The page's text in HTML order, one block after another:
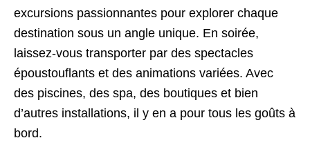
excursions passionnantes pour explorer chaque
destination sous un angle unique. En soirée,
laissez-vous transporter par des spectacles
époustouflants et des animations variées. Avec
des piscines, des spa, des boutiques et bien
d’autres installations, il y en a pour tous les goûts à
bord.